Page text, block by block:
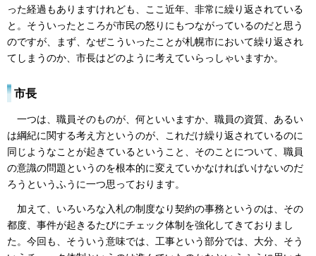
った経過もありますけれども、ここ近年、非常に繰り返されている
と。そういったところが市民の怒りにもつながっているのだと思う
のですが、まず、なぜこういったことが札幌市において繰り返され
てしまうのか、市長はどのように考えていらっしゃいますか。
市長
一つは、職員そのものが、何といいますか、職員の資質、あるい
は綱紀に関する考え方というのが、これだけ繰り返されているのに
同じようなことが起きているということ、そのことについて、職員
の意識の問題というのを根本的に変えていかなければいけないのだ
ろうというふうに一つ思っております。
加えて、いろいろな入札の制度なり契約の事務というのは、その
都度、事件が起きるたびにチェック体制を強化してきておりまし
た。今回も、そういう意味では、工事という部分では、大分、そう